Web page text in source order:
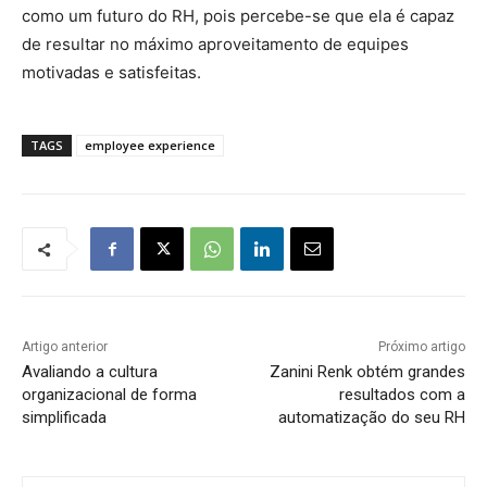
como um futuro do RH, pois percebe-se que ela é capaz
de resultar no máximo aproveitamento de equipes
motivadas e satisfeitas.
TAGS employee experience
Artigo anterior
Avaliando a cultura
organizacional de forma
simplificada
Próximo artigo
Zanini Renk obtém grandes
resultados com a
automatização do seu RH